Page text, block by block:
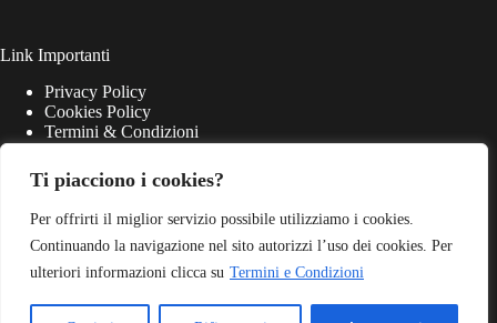
Ti piacciono i cookies?
Per offrirti il miglior servizio possibile utilizziamo i cookies.
Continuando la navigazione nel sito autorizzi l’uso dei cookies. Per
ulteriori informazioni clicca su Termini e Condizioni
Link Importanti
Privacy Policy
Cookies Policy
Termini & Condizioni